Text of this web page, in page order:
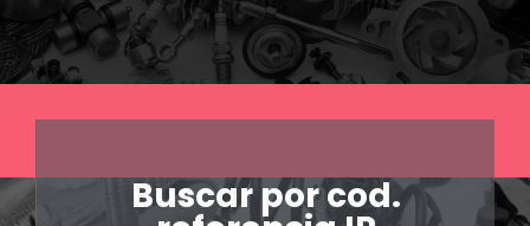
Buscar por cod.